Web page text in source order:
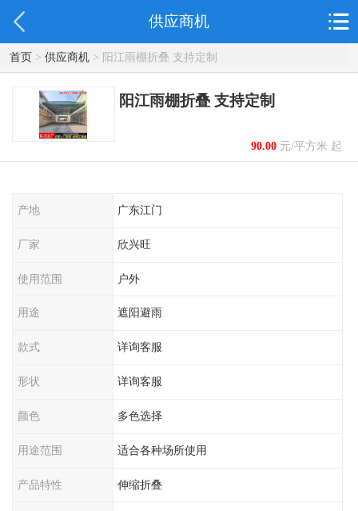
供应商机
首页> 供应商机> 阳江雨棚折叠 支持定制
阳江雨棚折叠 支持定制
90.00元/平方米 起
产地 广东江门
厂家 欣兴旺
使用范围 户外
用途 遮阳避雨
款式 详询客服
形状 详询客服
颜色 多色选择
用途范围 适合各种场所使用
产品特性 伸缩折叠